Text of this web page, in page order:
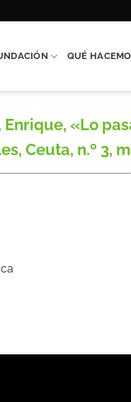
QUÉ
Enrique, «Lo
Ceuta, n.º 3,